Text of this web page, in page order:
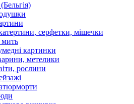
серфетки, мішечки
картинки
метелики
рослини